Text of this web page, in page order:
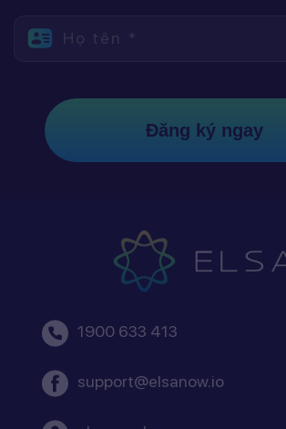
Họ tên *
Đăng ký ngay
1900 633 413
support@elsanow.io